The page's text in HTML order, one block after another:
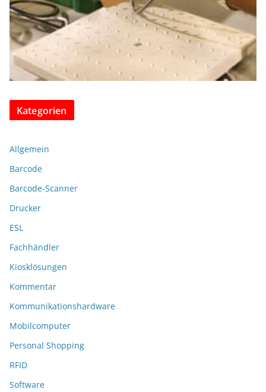
Kategorien
Allgemein
Barcode
Barcode-Scanner
Drucker
ESL
Fachhändler
Kiosklösungen
Kommentar
Kommunikationshardware
Mobilcomputer
Personal Shopping
RFID
Software